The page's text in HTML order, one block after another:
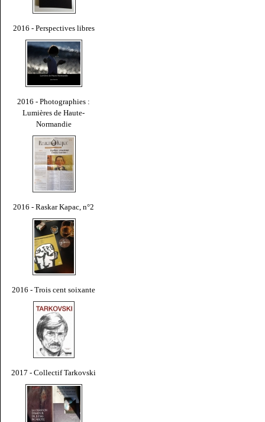
2016 - Perspectives libres
2016 - Photographies :
Lumières de Haute-
Normandie
2016 - Raskar Kapac, n°2
2016 - Trois cent soixante
2017 - Collectif Tarkovski